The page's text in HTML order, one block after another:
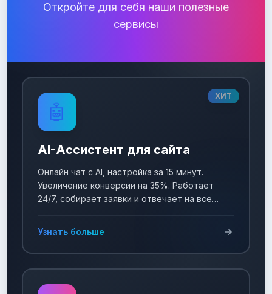
Откройте для себя наши полезные
сервисы
ХИТ
🤖
AI-Ассистент для сайта
Онлайн чат с AI, настройка за 15 минут.
Увеличение конверсии на 35%. Работает
24/7, собирает заявки и отвечает на все
Узнать больше